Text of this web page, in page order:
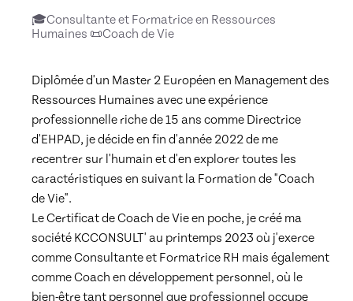
🎓Consultante et Formatrice en Ressources
Humaines 📜Coach de Vie
Diplômée d'un Master 2 Européen en Management des
Ressources Humaines avec une expérience
professionnelle riche de 15 ans comme Directrice
d'EHPAD, je décide en fin d'année 2022 de me
recentrer sur l'humain et d'en explorer toutes les
caractéristiques en suivant la Formation de "Coach
de Vie".
Le Certificat de Coach de Vie en poche, je créé ma
société KCCONSULT' au printemps 2023 où j'exerce
comme Consultante et Formatrice RH mais également
comme Coach en développement personnel, où le
bien-être tant personnel que professionnel occupe